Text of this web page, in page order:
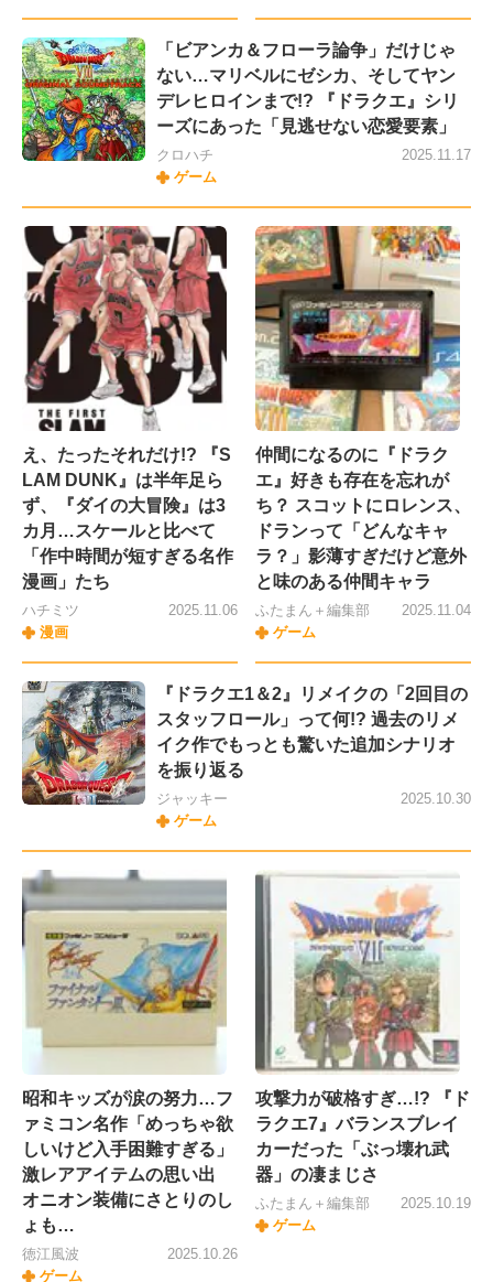
「ビアンカ＆フローラ論争」だけじゃ
ない…マリベルにゼシカ、そしてヤン
デレヒロインまで!? 『ドラクエ』シリ
ーズにあった「見逃せない恋愛要素」
クロハチ
ゲーム
2025.11.17
え、たったそれだけ!? 『S
LAM DUNK』は半年足ら
ず、『ダイの大冒険』は3
カ月…スケールと比べて
「作中時間が短すぎる名作
漫画」たち
ハチミツ
漫画
2025.11.06
仲間になるのに『ドラク
エ』好きも存在を忘れが
ち？ スコットにロレンス、
ドランって「どんなキャ
ラ？」影薄すぎだけど意外
と味のある仲間キャラ
ふたまん＋編集部
ゲーム
2025.11.04
『ドラクエ1＆2』リメイクの「2回目の
スタッフロール」って何!? 過去のリメ
イク作でもっとも驚いた追加シナリオ
を振り返る
ジャッキー
ゲーム
2025.10.30
昭和キッズが涙の努力…フ
ァミコン名作「めっちゃ欲
しいけど入手困難すぎる」
激レアアイテムの思い出
オニオン装備にさとりのし
ょも…
徳江風波
ゲーム
2025.10.26
攻撃力が破格すぎ…!? 『ド
ラクエ7』バランスブレイ
カーだった「ぶっ壊れ武
器」の凄まじさ
ふたまん＋編集部
ゲーム
2025.10.19